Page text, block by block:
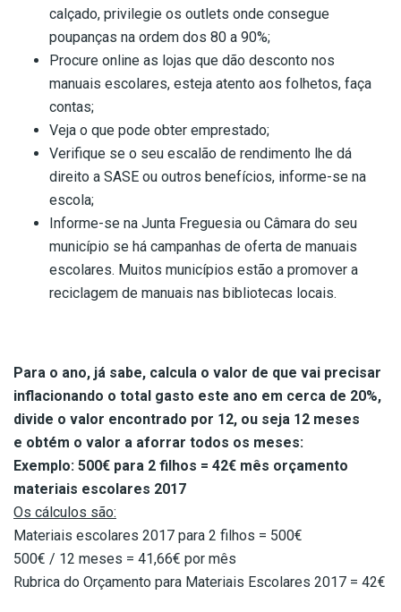
calçado, privilegie os outlets onde consegue
poupanças na ordem dos 80 a 90%;
Procure online as lojas que dão desconto nos
manuais escolares, esteja atento aos folhetos, faça
contas;
Veja o que pode obter emprestado;
Verifique se o seu escalão de rendimento lhe dá
direito a SASE ou outros benefícios, informe-se na
escola;
Informe-se na Junta Freguesia ou Câmara do seu
município se há campanhas de oferta de manuais
escolares. Muitos municípios estão a promover a
reciclagem de manuais nas bibliotecas locais.
Para o ano, já sabe, calcula o valor de que vai precisar
inflacionando o total gasto este ano em cerca de 20%,
divide o valor encontrado por 12, ou seja 12 meses
e obtém o valor a aforrar todos os meses:
Exemplo: 500€ para 2 filhos = 42€ mês orçamento
materiais escolares 2017
Os cálculos são:
Materiais escolares 2017 para 2 filhos = 500€
500€ / 12 meses = 41,66€ por mês
Rubrica do Orçamento para Materiais Escolares 2017 = 42€